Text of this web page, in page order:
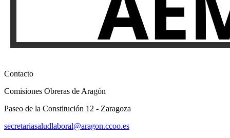
Contacto
Comisiones Obreras de Aragón
Paseo de la Constitución 12 - Zaragoza
secretariasaludlaboral@aragon.ccoo.es